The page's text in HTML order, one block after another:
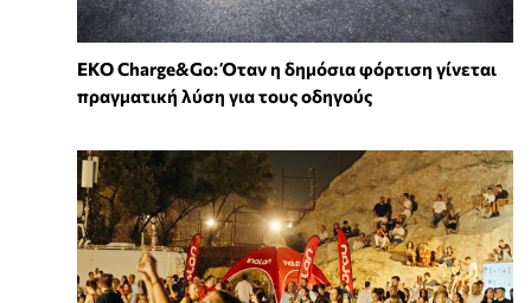
EKO Charge&Go: Όταν η δημόσια φόρτιση γίνεται
πραγματική λύση για τους οδηγούς